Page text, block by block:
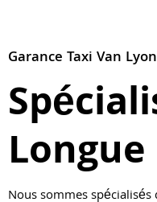
Garance Taxi Van Lyon
Nous sommes